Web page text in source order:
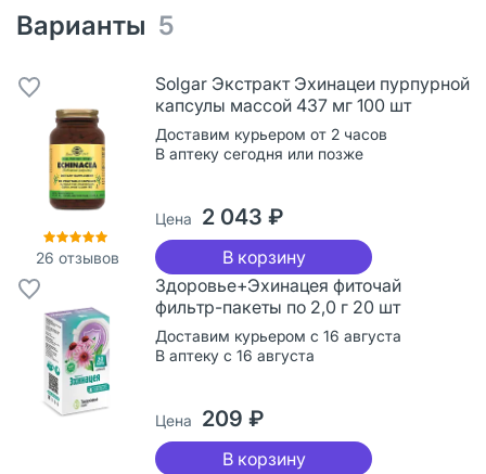
Варианты 5
26 отзывов
Solgar Экстракт Эхинацеи пурпурной
капсулы массой 437 мг 100 шт
Доставим курьером от 2 часов
В аптеку сегодня или позже
Цена 2 043 ₽
В корзину
Здоровье+Эхинацея фиточай
фильтр-пакеты по 2,0 г 20 шт
Доставим курьером с 16 августа
В аптеку с 16 августа
Цена 209 ₽
В корзину